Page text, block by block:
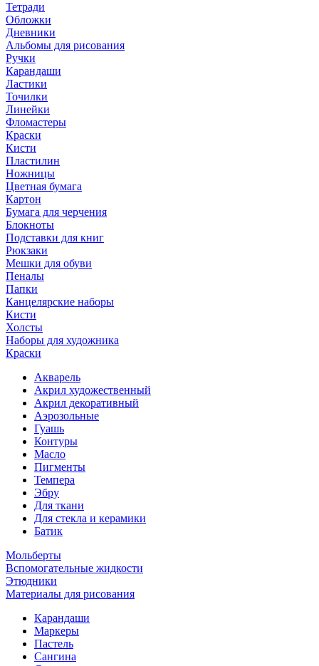
Тетради
Обложки
Дневники
Альбомы для рисования
Ручки
Карандаши
Ластики
Точилки
Линейки
Фломастеры
Краски
Кисти
Пластилин
Ножницы
Цветная бумага
Картон
Бумага для черчения
Блокноты
Подставки для книг
Рюкзаки
Мешки для обуви
Пеналы
Папки
Канцелярские наборы
Кисти
Холсты
Наборы для художника
Краски
Акварель
Акрил художественный
Акрил декоративный
Аэрозольные
Гуашь
Контуры
Масло
Пигменты
Темпера
Эбру
Для ткани
Для стекла и керамики
Батик
Мольберты
Вспомогательные жидкости
Этюдники
Материалы для рисования
Карандаши
Маркеры
Пастель
Сангина